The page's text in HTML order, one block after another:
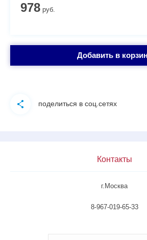
978 руб.
Добавить в
поделиться в соц.сетях
Контакты
г.Москва
8-967-019-65-33